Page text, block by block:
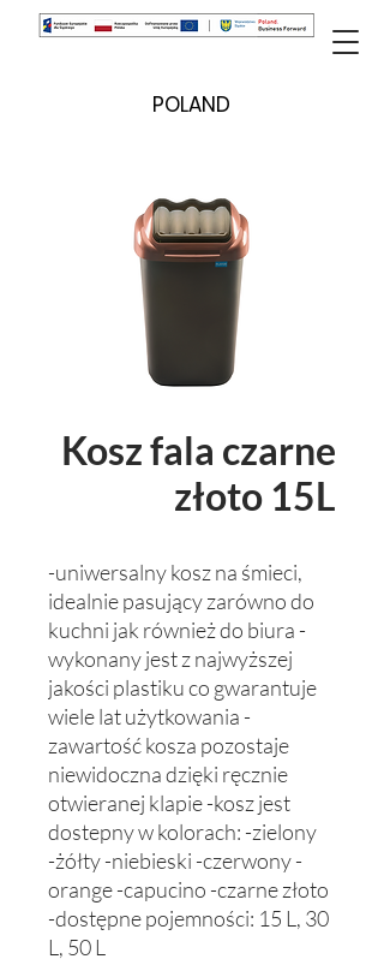
POLAND
Kosz fala czarne
złoto 15L
-uniwersalny kosz na śmieci,
idealnie pasujący zarówno do
kuchni jak również do biura -
wykonany jest z najwyższej
jakości plastiku co gwarantuje
wiele lat użytkowania -
zawartość kosza pozostaje
niewidoczna dzięki ręcznie
otwieranej klapie -kosz jest
dostepny w kolorach: -zielony
-żółty -niebieski -czerwony -
orange -capucino -czarne złoto
-dostępne pojemności: 15 L, 30
L, 50 L